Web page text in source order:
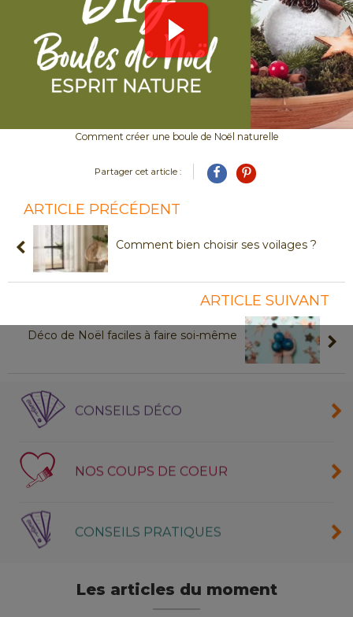
Comment créer une boule de Noël naturelle
Partager cet article :
ARTICLE PRÉCÉDENT
Comment bien choisir ses voilages ?
ARTICLE SUIVANT
Déco de Noël faciles à faire soi-même
CONSEILS DÉCO
NOS COUPS DE COEUR
CONSEILS PRATIQUES
Les articles du moment